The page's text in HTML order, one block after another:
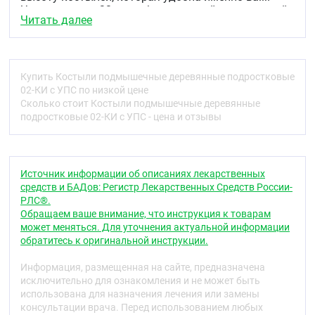
Через каждые 32 мм в боковых стойках костылей
предусмотрены специальные отверстия, чтобы вы
смогли отрегулировать высоту изделия. Также
Во время эксплуатации или после длительного
хранения требуется проводить осмотр костылей
опорных на наличие дефектов и надежного
крепления всех элементов. При необходимости
крепежом или при обнаружении дефектов,
влияющих на прочность конструкции – запрещена.
Хранение костылей опорных в домашних условиях
должно производиться в сухом помещении вдали
от отопительных приборов.
Характеристики:
Облегченная конструкция.
Защитное лаковое покрытие.
Мягкие ручки и мягкие подмышечные
накладки.
Читать далее
Купить Костыли подмышечные деревянные подростковые
02-КИ с УПС по низкой цене
Сколько стоит Костыли подмышечные деревянные
подростковые 02-КИ с УПС - цена и отзывы
Источник информации об описаниях лекарственных
средств и БАДов: Регистр Лекарственных Средств России-
РЛС®.
Обращаем ваше внимание, что инструкция к товарам
может меняться. Для уточнения актуальной информации
обратитесь к оригинальной инструкции.
Информация, размещенная на сайте, предназначена
исключительно для ознакомления и не может быть
использована для назначения лечения или замены
консультации врача. Перед использованием любых